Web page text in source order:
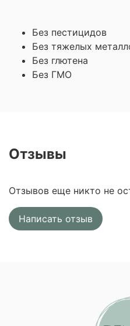
Без пестицидов
Без тяжелых
Без глютена
Без ГМО
Отзывы
Отзывов еще никто не
Написать отзыв